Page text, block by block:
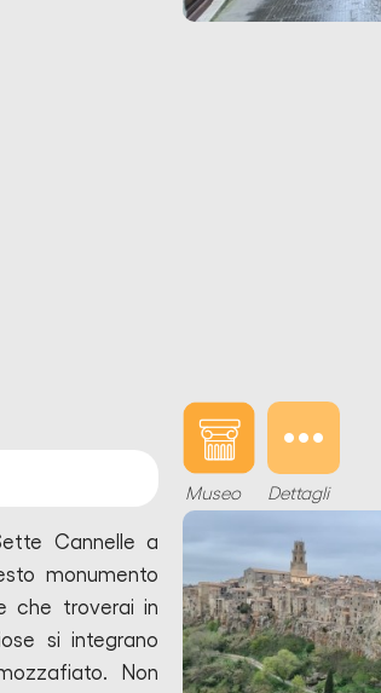
Cannelle a
monumento
che troverai in
si integrano
Non
Museo Dettagli